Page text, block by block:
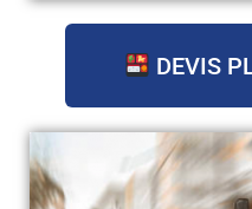
DEVIS